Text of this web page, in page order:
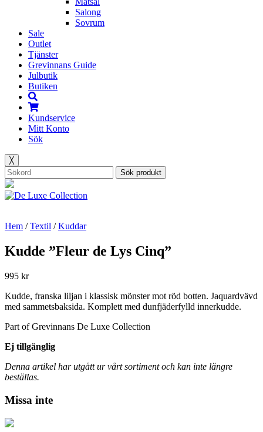
Salong
Sovrum
Sale
Outlet
Tjänster
Grevinnans Guide
Julbutik
Butiken
Kundservice
Mitt Konto
Sök
╳
Sök produkt
Hem /Textil /Kuddar
Kudde ”Fleur de Lys Cinq”
995 kr
Kudde, franska liljan i klassisk mönster mot röd botten. Jaquardvävd
med sammetsbaksida. Komplett med dunfjäderfylld innerkudde.
Part of Grevinnans De Luxe Collection
Ej tillgänglig
Denna artikel har utgått ur vårt sortiment och kan inte längre
beställas.
Missa inte